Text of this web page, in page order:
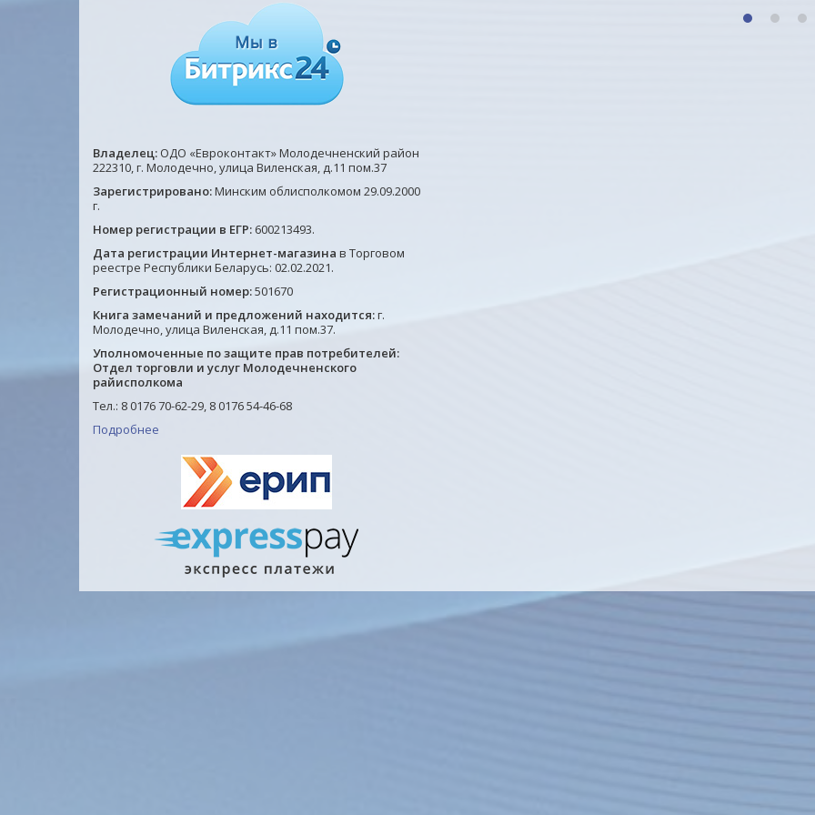
Владелец: ОДО «Евроконтакт» Молодечненский район
222310, г. Молодечно, улица Виленская, д.11 пом.37
Зарегистрировано:Минским облисполкомом 29.09.2000
г.
Номер регистрации в ЕГР: 600213493.
Дата регистрации Интернет-магазина в Торговом
реестре Республики Беларусь: 02.02.2021.
Регистрационный номер:501670
Книга замечаний и предложений находится:г.
Молодечно, улица Виленская, д.11 пом.37.
Уполномоченные по защите прав потребителей:
Отдел торговли и услуг Молодечненского
райисполкома
Тел.: 8 0176 70-62-29, 8 0176 54-46-68
Подробнее
1 2 3